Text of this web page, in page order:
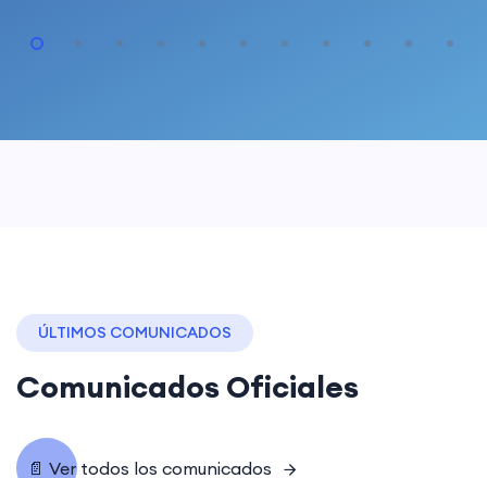
ÚLTIMOS COMUNICADOS
Comunicados Oficiales
📄 Ver todos los comunicados